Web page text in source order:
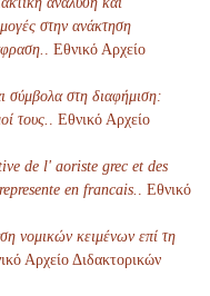
στην ανάκτηση
. Εθνικό Αρχείο
σύμβολα στη διαφήμιση:
τους.
. Εθνικό Αρχείο
de l' aoriste grec et des
en francais.
. Εθνικό
νομικών κειμένων επί τη
Αρχείο Διδακτορικών